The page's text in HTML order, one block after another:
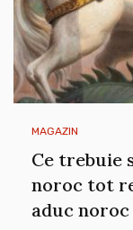
MAGAZIN
Ce trebuie
noroc tot
aduc